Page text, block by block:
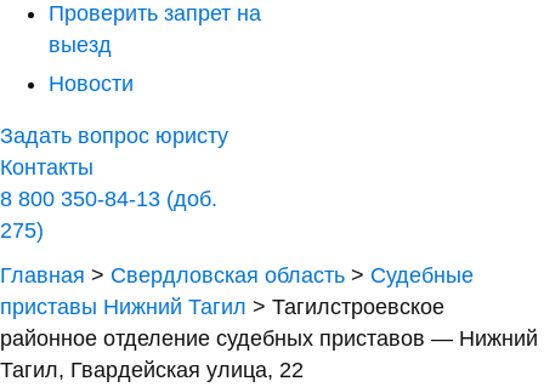
Проверить запрет на
выезд
Новости
Задать вопрос юристу
Контакты
8 800 350-84-13 (доб.
275)
Главная > Свердловская область > Судебные
приставы Нижний Тагил > Тагилстроевское
районное отделение судебных приставов — Нижний
Тагил, Гвардейская улица, 22